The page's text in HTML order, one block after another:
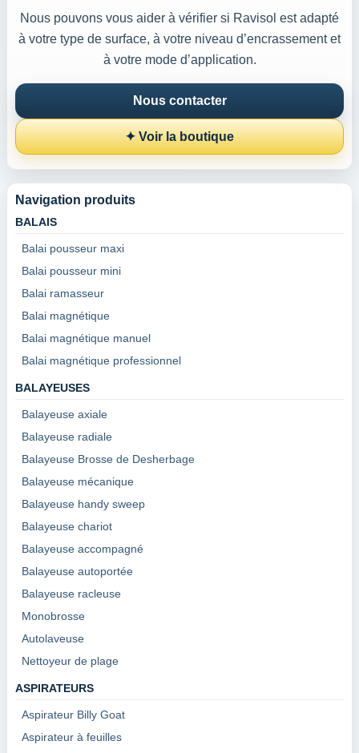
Nous pouvons vous aider à vérifier si Ravisol est adapté
à votre type de surface, à votre niveau d’encrassement et
à votre mode d’application.
Nous contacter
✦ Voir la boutique
Navigation produits
BALAIS
Balai pousseur maxi
Balai pousseur mini
Balai ramasseur
Balai magnétique
Balai magnétique manuel
Balai magnétique professionnel
BALAYEUSES
Balayeuse axiale
Balayeuse radiale
Balayeuse Brosse de Desherbage
Balayeuse mécanique
Balayeuse handy sweep
Balayeuse chariot
Balayeuse accompagné
Balayeuse autoportée
Balayeuse racleuse
Monobrosse
Autolaveuse
Nettoyeur de plage
ASPIRATEURS
Aspirateur Billy Goat
Aspirateur à feuilles